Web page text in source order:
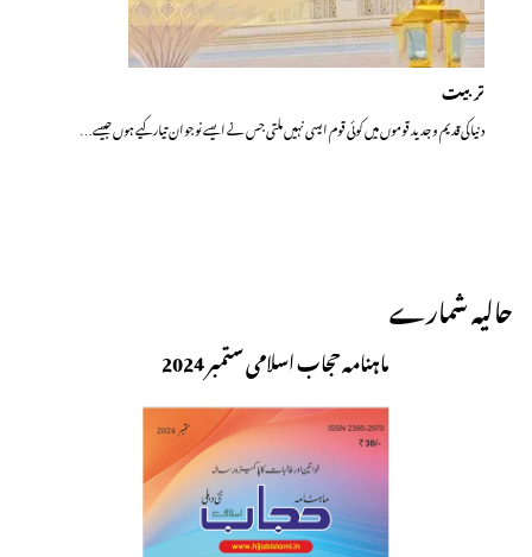
تربیت
دنیا کی قدیم و جدید قوموں میں کوئی قوم ایسی نہیں ملتی جس نے ایسے نوجوان تیار کیے ہوں جیسے…
حالیہ شمارے
ماہنامہ حجاب اسلامی ستمبر 2024